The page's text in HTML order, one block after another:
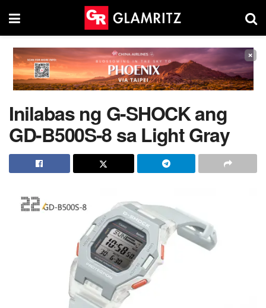
×
Inilabas ng G-SHOCK ang
GD-B500S-8 sa Light Gray